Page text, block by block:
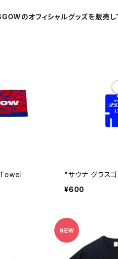
のオフィシャルグッズを販売し
"サウナ グラス
¥600